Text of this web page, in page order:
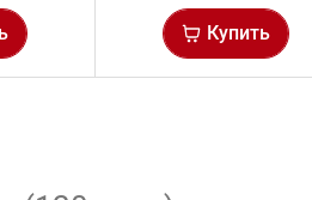
Купить